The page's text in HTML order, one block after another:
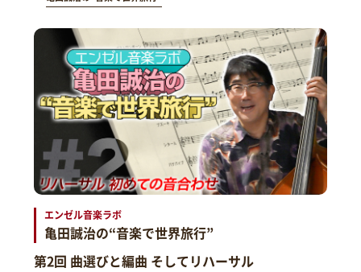
エンゼル音楽ラボ
亀田誠治の“音楽で世界旅行”
第2回 曲選びと編曲 そしてリハーサル